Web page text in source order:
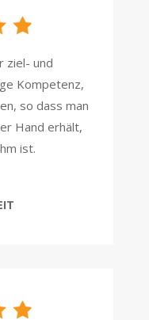
ziel- und
Kompetenz,
so dass man
Hand erhält,
ist.